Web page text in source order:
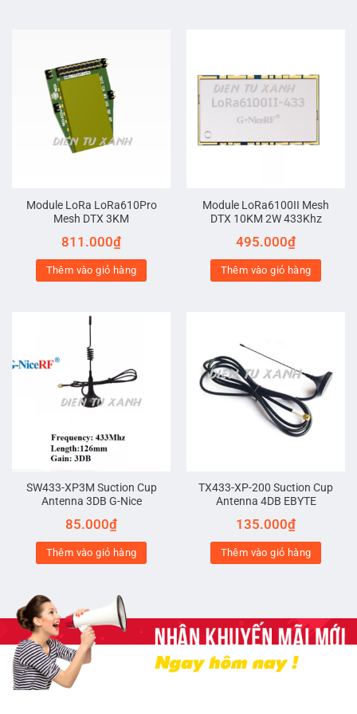
Module LoRa LoRa610Pro
Mesh DTX 3KM
811.000₫
Thêm vào giỏ hàng
Module LoRa6100II Mesh
DTX 10KM 2W 433Khz
495.000₫
Thêm vào giỏ hàng
SW433-XP3M Suction Cup
Antenna 3DB G-Nice
85.000₫
Thêm vào giỏ hàng
TX433-XP-200 Suction Cup
Antenna 4DB EBYTE
135.000₫
Thêm vào giỏ hàng